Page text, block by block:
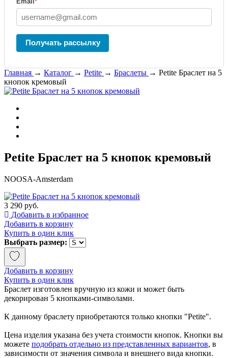
Получать рассылку
Главная → Каталог → Petite → Браслеты → Petite Браслет на 5
кнопок кремовый
Petite Браслет на 5 кнопок кремовый
NOOSA-Amsterdam
3 290 руб.
Добавить в избранное
Добавить в корзину
Купить в один клик
Выбрать размер:
Добавить в корзину
Купить в один клик
Браслет изготовлен вручную из кожи и может быть
декорирован 5 кнопками-символами.
К данному браслету приобретаются только кнопки "Petite".
Цена изделия указана без учета стоимости кнопок. Кнопки вы
можете подобрать отдельно из представленных вариантов, в
зависимости от значения символа и внешнего вида кнопки.